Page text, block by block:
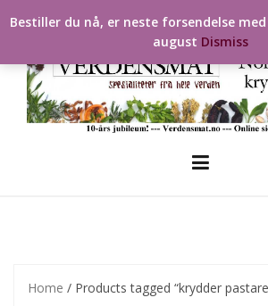
to
Home / Products tagged “krydder
Bestiller du nå, er neste forsendelse
august Dismiss